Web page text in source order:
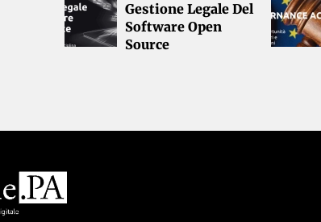
Gestione Legale Del
Software Open
Source